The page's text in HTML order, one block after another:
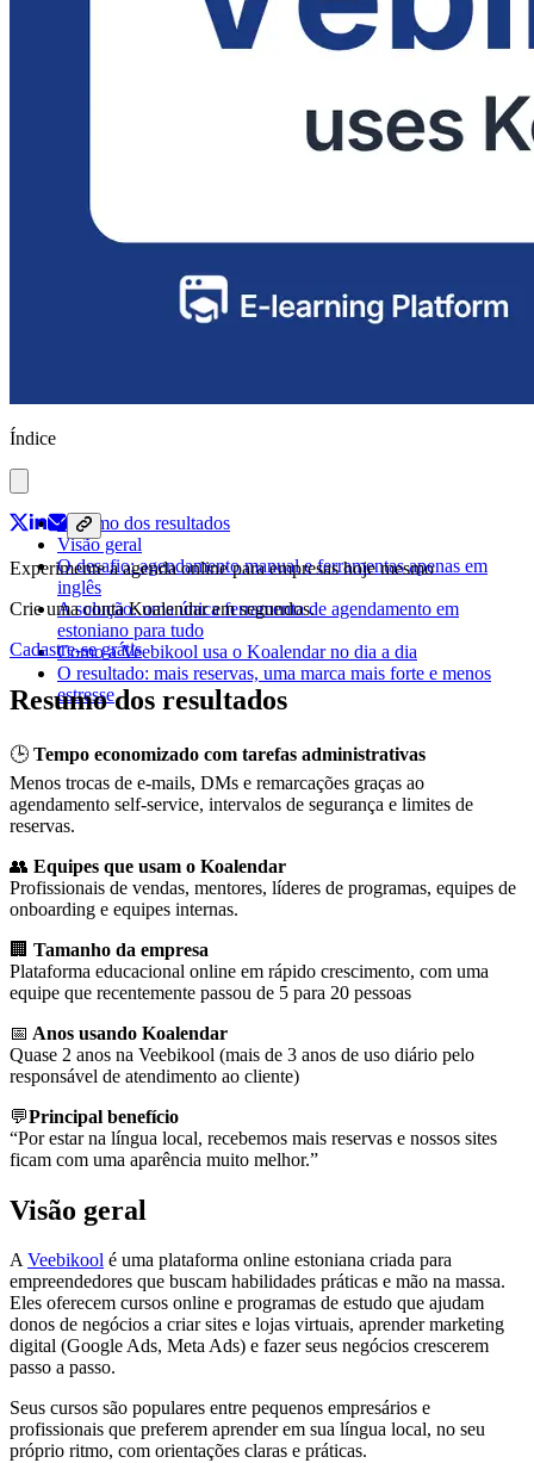
Índice
Resumo dos resultados
Visão geral
O desafio: agendamento manual e ferramentas apenas em
inglês
A solução: uma única ferramenta de agendamento em
estoniano para tudo
Como a Veebikool usa o Koalendar no dia a dia
O resultado: mais reservas, uma marca mais forte e menos
estresse
Experimente a agenda online para empresas hoje mesmo
Crie uma conta Koalendar em segundos.
Cadastre-se grátis
Resumo dos resultados
🕒 Tempo economizado com tarefas administrativas
Menos trocas de e-mails, DMs e remarcações graças ao
agendamento self-service, intervalos de segurança e limites de
reservas.
👥 Equipes que usam o Koalendar
Profissionais de vendas, mentores, líderes de programas, equipes de
onboarding e equipes internas.
🏢 Tamanho da empresa
Plataforma educacional online em rápido crescimento, com uma
equipe que recentemente passou de 5 para 20 pessoas
📅 Anos usando Koalendar
Quase 2 anos na Veebikool (mais de 3 anos de uso diário pelo
responsável de atendimento ao cliente)
💬Principal benefício
“Por estar na língua local, recebemos mais reservas e nossos sites
ficam com uma aparência muito melhor.”
Visão geral
AVeebikool é uma plataforma online estoniana criada para
empreendedores que buscam habilidades práticas e mão na massa.
Eles oferecem cursos online e programas de estudo que ajudam
donos de negócios a criar sites e lojas virtuais, aprender marketing
digital (Google Ads, Meta Ads) e fazer seus negócios crescerem
passo a passo.
Seus cursos são populares entre pequenos empresários e
profissionais que preferem aprender em sua língua local, no seu
próprio ritmo, com orientações claras e práticas.